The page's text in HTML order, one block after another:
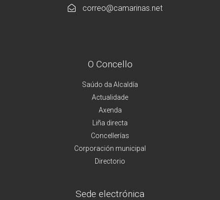
correo@camarinas.net
O Concello
Saúdo da Alcaldía
Actualidade
Axenda
Liña directa
Concellerías
Corporación municipal
Directorio
Sede electrónica